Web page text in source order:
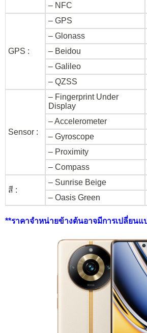
– NFC
GPS :
– GPS
– Glonass
– Beidou
– Galileo
– QZSS
Sensor :
– Fingerprint Under
Display
– Accelerometer
– Gyroscope
– Proximity
– Compass
สี :
– Sunrise Beige
– Oasis Green
**ราคาจำหน่ายข้างต้นอาจมีการเปลี่ยนแ